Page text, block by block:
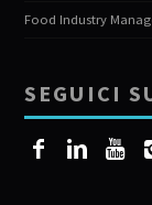
Food Industry
SEGUICI